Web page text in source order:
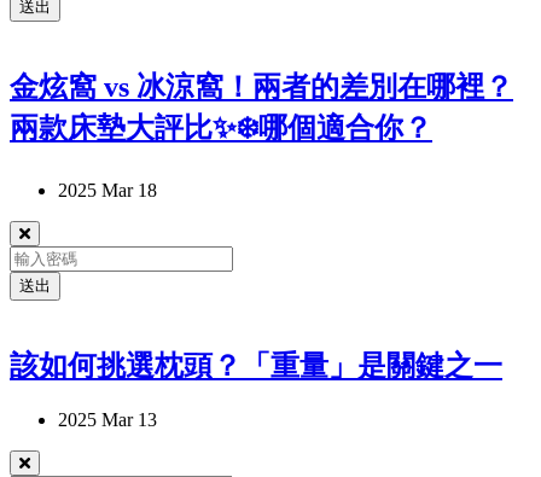
送出
金炫窩 vs 冰涼窩！兩者的差別在哪裡？
兩款床墊大評比✨❄️哪個適合你？
2025 Mar 18
送出
該如何挑選枕頭？「重量」是關鍵之一
2025 Mar 13